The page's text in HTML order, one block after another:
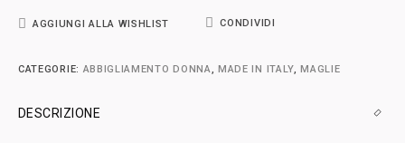
AGGIUNGI ALLA WISHLIST CONDIVIDI
CATEGORIE: ABBIGLIAMENTO DONNA, MADE IN ITALY,MAGLIE
DESCRIZIONE